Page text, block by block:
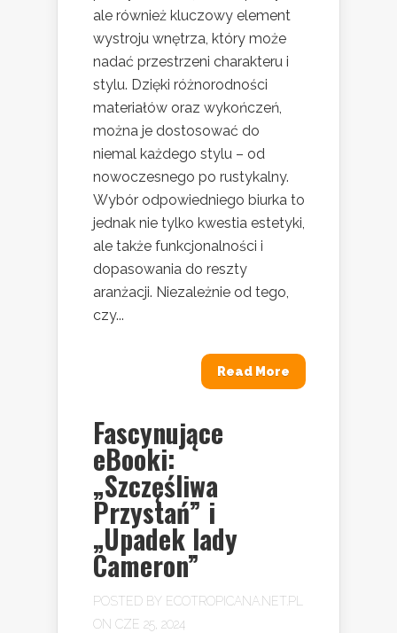
ale również kluczowy element
wystroju wnętrza, który może
nadać przestrzeni charakteru i
stylu. Dzięki różnorodności
materiałów oraz wykończeń,
można je dostosować do
niemal każdego stylu – od
nowoczesnego po rustykalny.
Wybór odpowiedniego biurka to
jednak nie tylko kwestia estetyki,
ale także funkcjonalności i
dopasowania do reszty
aranżacji. Niezależnie od tego,
czy...
Read More
Fascynujące
eBooki:
„Szczęśliwa
Przystań” i
„Upadek lady
Cameron”
POSTED BY ECOTROPICANA.NET.PL
ON CZE 25, 2024